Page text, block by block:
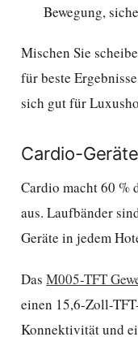
Bewegung,
Mischen Sie
für beste
sich gut für
Cardio-
Cardio macht 60 %
aus. Laufbänder
Geräte in jedem
DasM005-TFT
einen 15,6-Zoll-
Konnektivität und